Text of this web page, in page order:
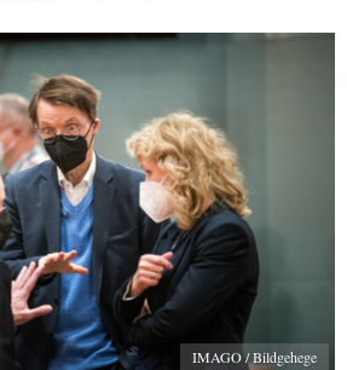
IMAGO / Bildgehege